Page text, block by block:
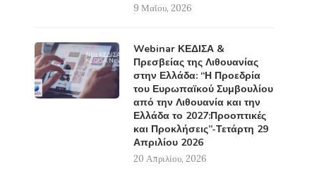
9 Μαΐου, 2026
Webinar ΚΕΔΙΣΑ &
Πρεσβείας της Λιθουανίας
στην Ελλάδα: “Η Προεδρία
του Ευρωπαϊκού Συμβουλίου
από την Λιθουανία και την
Ελλάδα το 2027:Προοπτικές
και Προκλήσεις”-Τετάρτη 29
Απριλίου 2026
20 Απριλίου, 2026